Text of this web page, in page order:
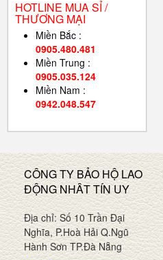
HOTLINE MUA SỈ /
THƯƠNG MẠI
Miền Bắc :
0905.480.481
Miền Trung :
0905.035.124
Miền Nam :
0942.048.547
CÔNG TY BẢO HỘ LAO
ĐỘNG NHÂT TÍN UY
Địa chỉ: Số 10 Trần Đại
Nghĩa, P.Hoà Hải Q.Ngũ
Hành Sơn TP.Đà Nẵng